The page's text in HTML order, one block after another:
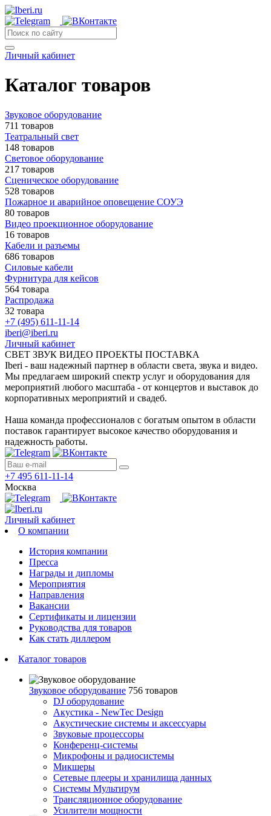
Личный кабинет
Каталог товаров
Звуковое оборудование
711 товаров
Театральный свет
148 товаров
Световое оборудование
217 товаров
Сценическое оборудование
528 товаров
Пожарное и аварийное оповещение СОУЭ
80 товаров
Видео проекционное оборудование
16 товаров
Кабели и разъемы
686 товаров
Силовые кабели
Фурнитура для кейсов
564 товара
Распродажа
32 товара
+7 (495) 611-11-14
iberi@iberi.ru
Личный кабинет
СВЕТ ЗВУК ВИДЕО ПРОЕКТЫ ПОСТАВКА
Iberi - ваш надежный партнер в области света, звука и видео.
Мы предлагаем широкий спектр услуг и оборудования для
мероприятий любого масштаба - от концертов и выставок до
корпоративных мероприятий и свадеб.
Наша команда профессионалов с богатым опытом в области
поставок гарантирует высокое качество оборудования и
надежность работы.
+7 495 611-11-14
Москва
Личный кабинет
О компании
История компании
Пресса
Награды и дипломы
Мероприятия
Направления
Вакансии
Сертификаты и лицензии
Руководства для товаров
Как стать диллером
Каталог товаров
Звуковое оборудование 756 товаров
DJ оборудование
Акустика - NewTec Design
Акустические системы и аксессуары
Звуковые процессоры
Конференц-системы
Микрофоны и радиосистемы
Микшеры
Сетевые плееры и хранилища данных
Системы Мультирум
Трансляционное оборудование
Усилители мощности